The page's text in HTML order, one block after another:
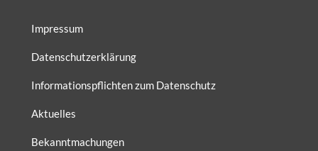
Impressum
Datenschutzerklärung
Informationspflichten zum Datenschutz
Aktuelles
Bekanntmachungen